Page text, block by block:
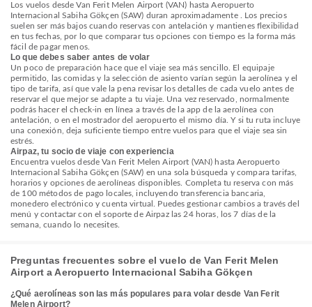
Los vuelos desde Van Ferit Melen Airport (VAN) hasta Aeropuerto
Internacional Sabiha Gökçen (SAW) duran aproximadamente . Los precios
suelen ser más bajos cuando reservas con antelación y mantienes flexibilidad
en tus fechas, por lo que comparar tus opciones con tiempo es la forma más
fácil de pagar menos.
Lo que debes saber antes de volar
Un poco de preparación hace que el viaje sea más sencillo. El equipaje
permitido, las comidas y la selección de asiento varían según la aerolínea y el
tipo de tarifa, así que vale la pena revisar los detalles de cada vuelo antes de
reservar el que mejor se adapte a tu viaje. Una vez reservado, normalmente
podrás hacer el check-in en línea a través de la app de la aerolínea con
antelación, o en el mostrador del aeropuerto el mismo día. Y si tu ruta incluye
una conexión, deja suficiente tiempo entre vuelos para que el viaje sea sin
estrés.
Airpaz, tu socio de viaje con experiencia
Encuentra vuelos desde Van Ferit Melen Airport (VAN) hasta Aeropuerto
Internacional Sabiha Gökçen (SAW) en una sola búsqueda y compara tarifas,
horarios y opciones de aerolíneas disponibles. Completa tu reserva con más
de 100 métodos de pago locales, incluyendo transferencia bancaria,
monedero electrónico y cuenta virtual. Puedes gestionar cambios a través del
menú y contactar con el soporte de Airpaz las 24 horas, los 7 días de la
semana, cuando lo necesites.
Preguntas frecuentes sobre el vuelo de Van Ferit Melen
Airport a Aeropuerto Internacional Sabiha Gökçen
¿Qué aerolíneas son las más populares para volar desde Van Ferit
Melen Airport?